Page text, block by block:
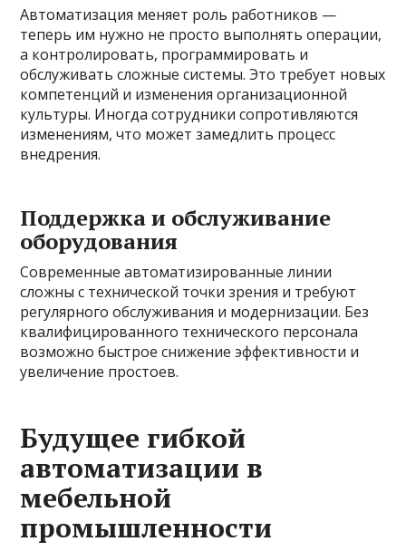
Автоматизация меняет роль работников —
теперь им нужно не просто выполнять операции,
а контролировать, программировать и
обслуживать сложные системы. Это требует новых
компетенций и изменения организационной
культуры. Иногда сотрудники сопротивляются
изменениям, что может замедлить процесс
внедрения.
Поддержка и обслуживание
оборудования
Современные автоматизированные линии
сложны с технической точки зрения и требуют
регулярного обслуживания и модернизации. Без
квалифицированного технического персонала
возможно быстрое снижение эффективности и
увеличение простоев.
Будущее гибкой
автоматизации в
мебельной
промышленности